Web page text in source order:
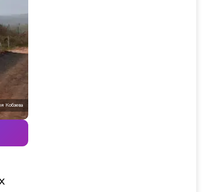
Кобзева